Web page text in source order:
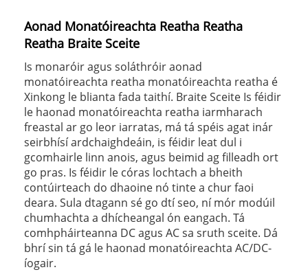
Aonad Monatóireachta Reatha Reatha
Reatha Braite Sceite
Is monaróir agus soláthróir aonad
monatóireachta reatha monatóireachta reatha é
Xinkong le blianta fada taithí. Braite Sceite Is féidir
le haonad monatóireachta reatha iarmharach
freastal ar go leor iarratas, má tá spéis agat inár
seirbhísí ardchaighdeáin, is féidir leat dul i
gcomhairle linn anois, agus beimid ag filleadh ort
go pras. Is féidir le córas lochtach a bheith
contúirteach do dhaoine nó tinte a chur faoi
deara. Sula dtagann sé go dtí seo, ní mór modúil
chumhachta a dhícheangal ón eangach. Tá
comhpháirteanna DC agus AC sa sruth sceite. Dá
bhrí sin tá gá le haonad monatóireachta AC/DC-
íogair.